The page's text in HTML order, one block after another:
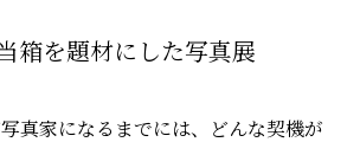
箱を題材にした写真展
真家になるまでには、どんな契機が